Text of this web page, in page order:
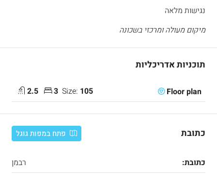
נגישות מלאה
מיקום מעולה ומרכזי בשכונה
תוכניות אדריכליות
Floor plan
Size: 105
3
2.5
כתובת פתח במפות גוגל
כתובת: רבמן